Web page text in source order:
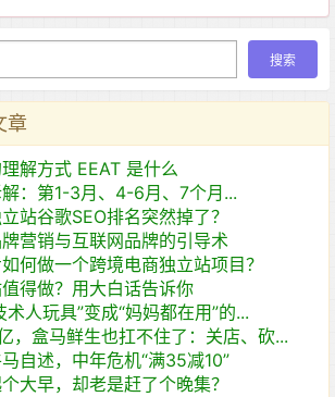
章
解方式 EEAT 是什么
：第1-3月、4-6月、7个月...
站谷歌SEO排名突然掉了？
营销与互联网品牌的引导术
何做一个跨境电商独立站项目？
得做？用大白话告诉你
术人玩具”变成“妈妈都在用”的...
，盒马鲜生也扛不住了：关店、砍...
自述，中年危机“满35减10”
大早，却老是赶了个晚集？